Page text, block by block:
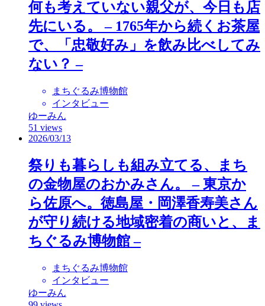
何も考えていない親父が、今日も店
先にいる。 – 1765年から続くお茶屋
で、「忠敬好み」を飲み比べしてみ
ない？ –
まちぐるみ博物館
インタビュー
ゆーみん
51 views
2026/03/13
祭りも暮らしも組み立てる、まち
の金物屋のおかみさん。 – 東京か
ら佐原へ。徳島屋・岡澤香寿美さん
が守り続ける地域密着の商いと、ま
ちぐるみ博物館 –
まちぐるみ博物館
インタビュー
ゆーみん